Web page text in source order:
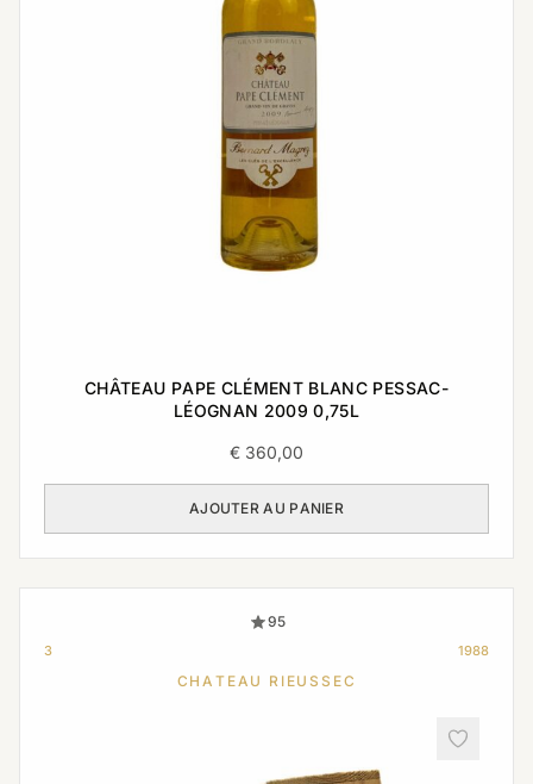
CHÂTEAU PAPE CLÉMENT BLANC PESSAC-
LÉOGNAN 2009 0,75L
€ 360,00
AJOUTER AU PANIER
95
3 1988
CHATEAU RIEUSSEC